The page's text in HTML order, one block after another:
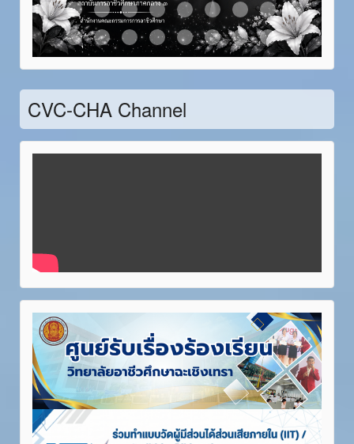
Item 11Item 12Item 13Item 14Item 15Item 16 Item 17Item 18Item 19Item 20
Item 21Item 22Item 23Item 24Item 25Item 26Item 27Item 28
CVC-CHA Channel